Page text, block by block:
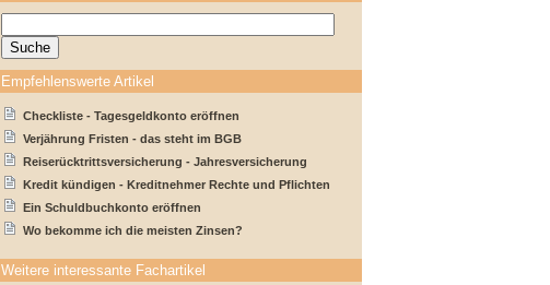
Empfehlenswerte Artikel
Checkliste - Tagesgeldkonto eröffnen
Verjährung Fristen - das steht im BGB
Reiserücktrittsversicherung - Jahresversicherung
Kredit kündigen - Kreditnehmer Rechte und Pflichten
Ein Schuldbuchkonto eröffnen
Wo bekomme ich die meisten Zinsen?
Weitere interessante Fachartikel